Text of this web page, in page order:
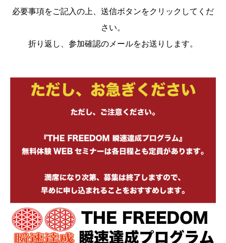
必要事項をご記入の上、送信ボタンをクリックしてくだ
さい。
折り返し、参加確認のメールをお送りします。